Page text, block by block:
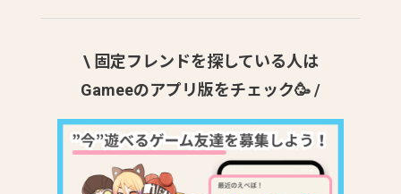
\ 固定フレンドを探している人は
Gameeのアプリ版をチェック🥳 /